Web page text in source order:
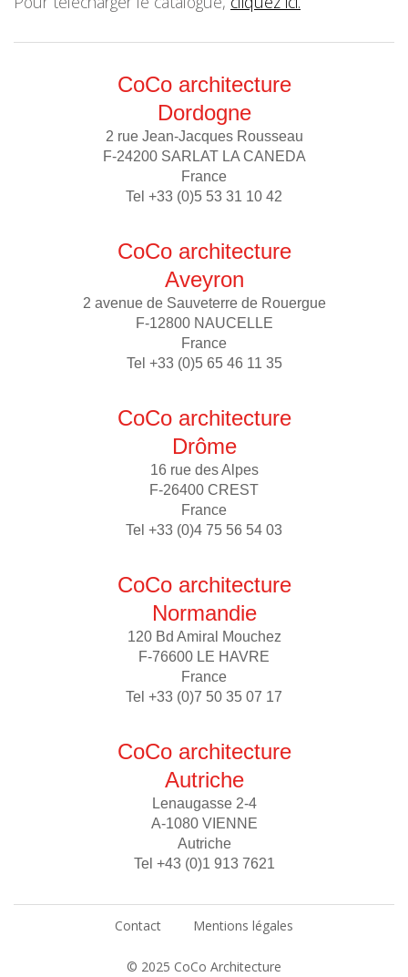
CoCo architecture
Dordogne
2 rue Jean-Jacques Rousseau
F-24200 SARLAT LA CANEDA
France
Tel +33 (0)5 53 31 10 42
CoCo architecture
Aveyron
2 avenue de Sauveterre de Rouergue
F-12800 NAUCELLE
France
Tel +33 (0)5 65 46 11 35
CoCo architecture
Drôme
16 rue des Alpes
F-26400 CREST
France
Tel +33 (0)4 75 56 54 03
CoCo architecture
Normandie
120 Bd Amiral Mouchez
F-76600 LE HAVRE
France
Tel +33 (0)7 50 35 07 17
CoCo architecture
Autriche
Lenaugasse 2-4
A-1080 VIENNE
Autriche
Tel +43 (0)1 913 7621
Contact Mentions légales
© 2025 CoCo Architecture